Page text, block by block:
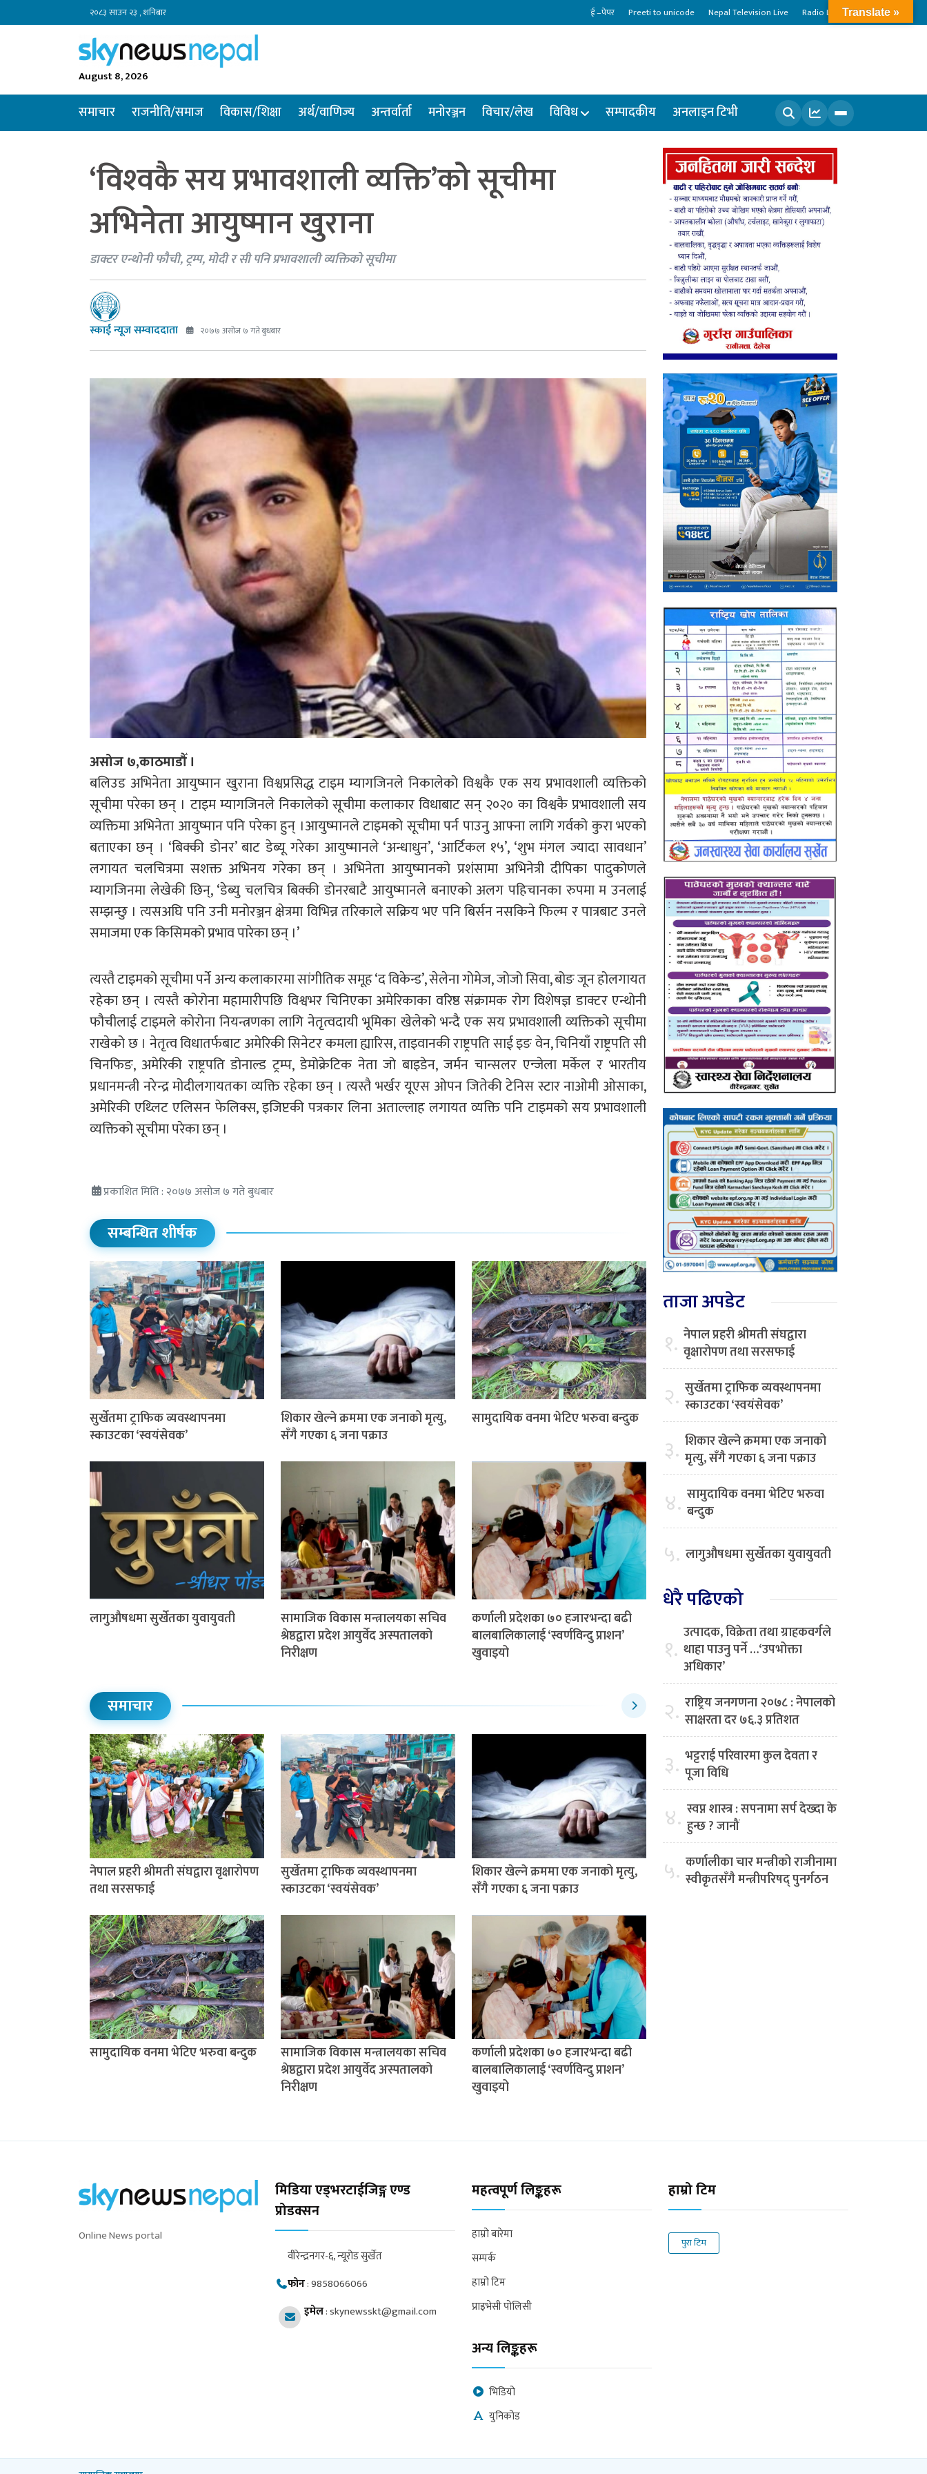
२०८३ साउन २३ , शनिबार ई –पेपर Preeti to unicode Nepal Television Live Radio Live
August 8, 2026
समाचार राजनीति/समाज विकास/शिक्षा अर्थ/वाणिज्य अन्तर्वार्ता मनोरञ्जन विचार/लेख विविध सम्पादकीय अनलाइन टिभी
खोज्नुहोस
‘विश्‍वकै सय प्रभावशाली व्यक्ति’को सूचीमा
अभिनेता आयुष्मान खुराना
डाक्टर एन्थोनी फौची, ट्रम्प, मोदी र सी पनि प्रभावशाली व्यक्तिको सूचीमा
स्काई न्यूज सम्वाददाता २०७७ असोज ७ गते बुधबार
असोज ७,काठमाडौँ ।
बलिउड अभिनेता आयुष्मान खुराना विश्वप्रसिद्ध टाइम म्यागजिनले निकालेको विश्वकै एक सय प्रभावशाली व्यक्तिको
सूचीमा परेका छन् । टाइम म्यागजिनले निकालेको सूचीमा कलाकार विधाबाट सन् २०२० का विश्वकै प्रभावशाली सय
व्यक्तिमा अभिनेता आयुष्मान पनि परेका हुन् ।आयुष्मानले टाइमको सूचीमा पर्न पाउनु आफ्ना लागि गर्वको कुरा भएको
बताएका छन् । ‘बिक्की डोनर’ बाट डेब्यू गरेका आयुष्मानले ‘अन्धाधुन’, ‘आर्टिकल १५’, ‘शुभ मंगल ज्यादा सावधान’
लगायत चलचित्रमा सशक्त अभिनय गरेका छन् । अभिनेता आयुष्मानको प्रशंसामा अभिनेत्री दीपिका पादुकोणले
म्यागजिनमा लेखेकी छिन्, ‘डेब्यु चलचित्र बिक्की डोनरबाटै आयुष्मानले बनाएको अलग पहिचानका रुपमा म उनलाई
सम्झन्छु । त्यसअघि पनि उनी मनोरञ्जन क्षेत्रमा विभिन्न तरिकाले सक्रिय भए पनि बिर्सन नसकिने फिल्म र पात्रबाट उनले
समाजमा एक किसिमको प्रभाव पारेका छन् ।’
त्यस्तै टाइमको सूचीमा पर्ने अन्य कलाकारमा सांगीतिक समूह ‘द विकेन्ड’, सेलेना गोमेज, जोजो सिवा, बोङ जून होलगायत
रहेका छन् । त्यस्तै कोरोना महामारीपछि विश्वभर चिनिएका अमेरिकाका वरिष्ठ संक्रामक रोग विशेषज्ञ डाक्टर एन्थोनी
फौचीलाई टाइमले कोरोना नियन्त्रणका लागि नेतृत्वदायी भूमिका खेलेको भन्दै एक सय प्रभावशाली व्यक्तिको सूचीमा
राखेको छ । नेतृत्व विधातर्फबाट अमेरिकी सिनेटर कमला ह्यारिस, ताइवानकी राष्ट्रपति साई इङ वेन, चिनियाँ राष्ट्रपति सी
चिनफिङ, अमेरिकी राष्ट्रपति डोनाल्ड ट्रम्प, डेमोक्रेटिक नेता जो बाइडेन, जर्मन चान्सलर एन्जेला मर्केल र भारतीय
प्रधानमन्त्री नरेन्द्र मोदीलगायतका व्यक्ति रहेका छन् । त्यस्तै भर्खर यूएस ओपन जितेकी टेनिस स्टार नाओमी ओसाका,
अमेरिकी एथ्लिट एलिसन फेलिक्स, इजिप्टकी पत्रकार लिना अताल्लाह लगायत व्यक्ति पनि टाइमको सय प्रभावशाली
व्यक्तिको सूचीमा परेका छन् ।
प्रकाशित मिति : २०७७ असोज ७ गते बुधबार
सम्बन्धित शीर्षक
सुर्खेतमा ट्राफिक व्यवस्थापनमा
स्काउटका ‘स्वयंसेवक’
शिकार खेल्ने क्रममा एक जनाको मृत्यु,
सँगै गएका ६ जना पक्राउ
सामुदायिक वनमा भेटिए भरुवा बन्दुक
लागुऔषधमा सुर्खेतका युवायुवती
सामाजिक विकास मन्त्रालयका सचिव
श्रेष्ठद्वारा प्रदेश आयुर्वेद अस्पतालको
निरीक्षण
कर्णाली प्रदेशका ७० हजारभन्दा बढी
बालबालिकालाई ‘स्वर्णविन्दु प्राशन’
खुवाइयो
समाचार
नेपाल प्रहरी श्रीमती संघद्वारा वृक्षारोपण
तथा सरसफाई
सुर्खेतमा ट्राफिक व्यवस्थापनमा
स्काउटका ‘स्वयंसेवक’
शिकार खेल्ने क्रममा एक जनाको मृत्यु,
सँगै गएका ६ जना पक्राउ
सामुदायिक वनमा भेटिए भरुवा बन्दुक
सामाजिक विकास मन्त्रालयका सचिव
श्रेष्ठद्वारा प्रदेश आयुर्वेद अस्पतालको
निरीक्षण
कर्णाली प्रदेशका ७० हजारभन्दा बढी
बालबालिकालाई ‘स्वर्णविन्दु प्राशन’
खुवाइयो
ताजा अपडेट
१. नेपाल प्रहरी श्रीमती संघद्वारा
वृक्षारोपण तथा सरसफाई
२. सुर्खेतमा ट्राफिक व्यवस्थापनमा
स्काउटका ‘स्वयंसेवक’
३. शिकार खेल्ने क्रममा एक जनाको
मृत्यु, सँगै गएका ६ जना पक्राउ
४. सामुदायिक वनमा भेटिए भरुवा
बन्दुक
५. लागुऔषधमा सुर्खेतका युवायुवती
धेरै पढिएको
१. उत्पादक, विक्रेता तथा ग्राहकवर्गले
थाहा पाउनु पर्ने …‘उपभोक्ता
अधिकार’
२. राष्ट्रिय जनगणना २०७८ : नेपालको
साक्षरता दर ७६.३ प्रतिशत
३. भट्टराई परिवारमा कुल देवता र
पूजा विधि
४. स्वप्न शास्त्र : सपनामा सर्प देख्दा के
हुन्छ ? जानौं
५. कर्णालीका चार मन्त्रीको राजीनामा
स्वीकृतसँगै मन्त्रीपरिषद् पुनर्गठन
Online News portal
मिडिया एड्भरटाईजिङ्ग एण्ड
प्रोडक्सन
वीरेन्द्रनगर-६, न्यूरोड सुर्खेत
फोन:9858066066
इमेल:skynewsskt@gmail.com
महत्वपूर्ण लिङ्कहरू
हाम्रो बारेमा
सम्पर्क
हाम्रो टिम
प्राइभेसी पोलिसी
अन्य लिङ्कहरू
भिडियो
युनिकोड
हाम्रो टिम
पुरा टिम
Translate »